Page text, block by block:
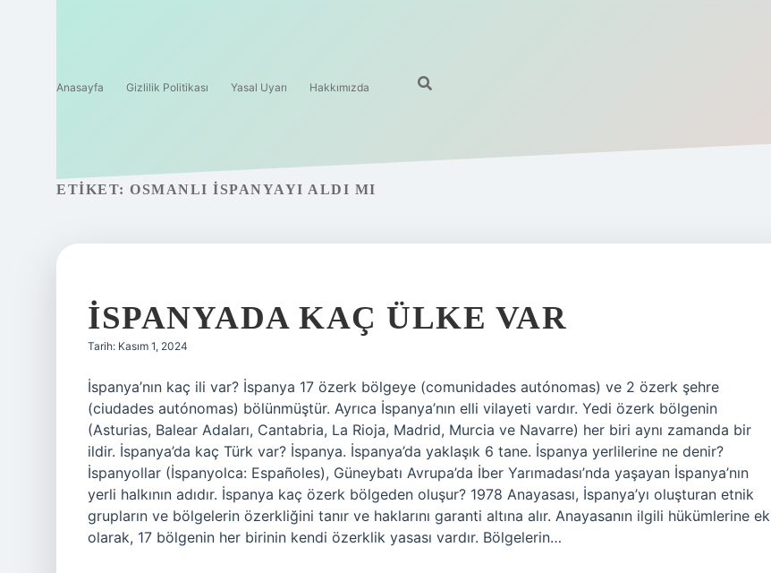
Anasayfa Gizlilik Politikası Yasal Uyarı Hakkımızda
ETIKET: OSMANLI İSPANYAYI ALDI MI
İSPANYADA KAÇ ÜLKE VAR
Tarih: Kasım 1, 2024
İspanya’nın kaç ili var? İspanya 17 özerk bölgeye (comunidades autónomas) ve 2 özerk şehre
(ciudades autónomas) bölünmüştür. Ayrıca İspanya’nın elli vilayeti vardır. Yedi özerk bölgenin
(Asturias, Balear Adaları, Cantabria, La Rioja, Madrid, Murcia ve Navarre) her biri aynı zamanda bir
ildir. İspanya’da kaç Türk var? İspanya. İspanya’da yaklaşık 6 tane. İspanya yerlilerine ne denir?
İspanyollar (İspanyolca: Españoles), Güneybatı Avrupa’da İber Yarımadası’nda yaşayan İspanya’nın
yerli halkının adıdır. İspanya kaç özerk bölgeden oluşur? 1978 Anayasası, İspanya’yı oluşturan etnik
grupların ve bölgelerin özerkliğini tanır ve haklarını garanti altına alır. Anayasanın ilgili hükümlerine ek
olarak, 17 bölgenin her birinin kendi özerklik yasası vardır. Bölgelerin…